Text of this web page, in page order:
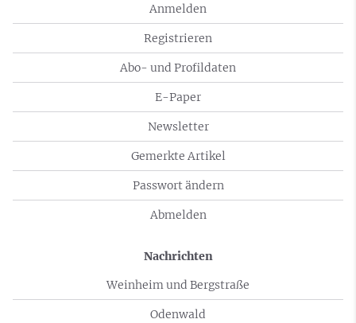
Anmelden
Registrieren
Abo- und Profildaten
E-Paper
Newsletter
Gemerkte Artikel
Passwort ändern
Abmelden
Nachrichten
Weinheim und Bergstraße
Odenwald